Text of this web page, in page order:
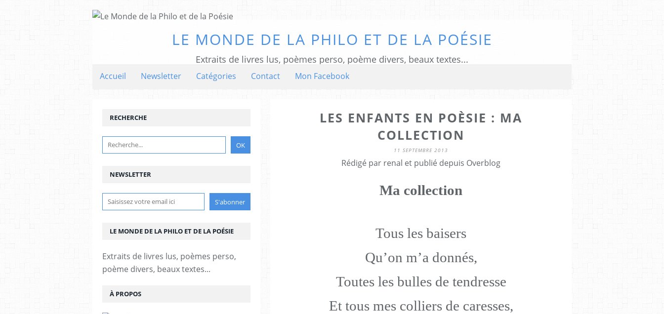
LE MONDE DE LA PHILO ET DE LA POÉSIE
Extraits de livres lus, poèmes perso, poème divers, beaux textes...
Accueil Newsletter Catégories Contact Mon Facebook
LES ENFANTS EN POÈSIE : MA
COLLECTION
11 SEPTEMBRE 2013
Rédigé par renal et publié depuis Overblog
Ma collection
Tous les baisers
Qu’on m’a donnés,
Toutes les bulles de tendresse
Et tous mes colliers de caresses,
NEWSLETTER
RECHERCHE
LE MONDE DE LA PHILO ET DE LA POÉSIE
Extraits de livres lus, poèmes perso,
poème divers, beaux textes...
À PROPOS